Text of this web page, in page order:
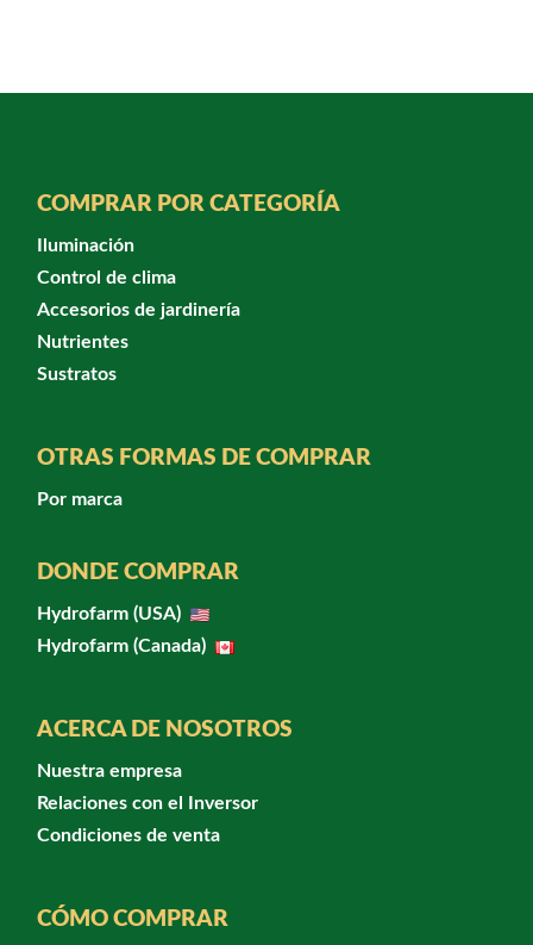
COMPRAR POR CATEGORÍA
Iluminación
Control de clima
Accesorios de jardinería
Nutrientes
Sustratos
OTRAS FORMAS DE COMPRAR
Por marca
DONDE COMPRAR
Hydrofarm (USA)
Hydrofarm (Canada)
ACERCA DE NOSOTROS
Nuestra empresa
Relaciones con el Inversor
Condiciones de venta
CÓMO COMPRAR